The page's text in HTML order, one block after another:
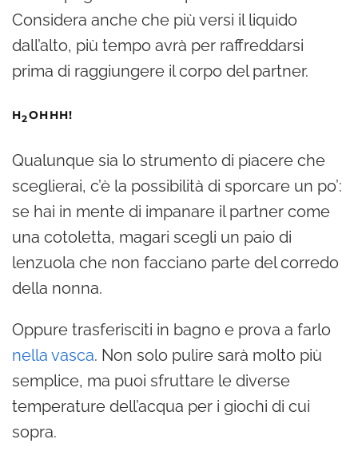
Considera anche che più versi il liquido
dall’alto, più tempo avrà per raffreddarsi
prima di raggiungere il corpo del partner.
H2OHHH!
Qualunque sia lo strumento di piacere che
sceglierai, c’è la possibilità di sporcare un po’:
se hai in mente di impanare il partner come
una cotoletta, magari scegli un paio di
lenzuola che non facciano parte del corredo
della nonna.
Oppure trasferisciti in bagno e prova a farlo
nella vasca. Non solo pulire sarà molto più
semplice, ma puoi sfruttare le diverse
temperature dell’acqua per i giochi di cui
sopra.